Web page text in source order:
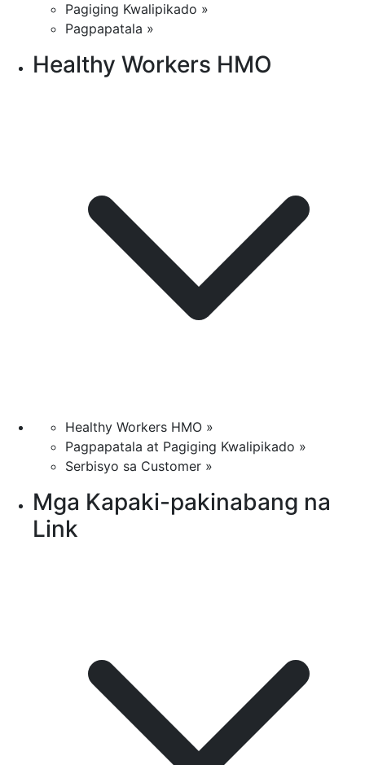
Pagiging Kwalipikado »
Pagpapatala »
Healthy Workers HMO
Healthy Workers HMO »
Pagpapatala at Pagiging Kwalipikado »
Serbisyo sa Customer »
Mga Kapaki-pakinabang na
Link